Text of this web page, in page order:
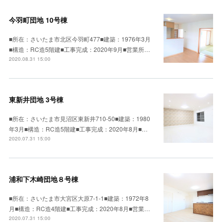
今羽町団地 10号棟
■所在：さいたま市北区今羽町477■建築：1976年3月
■構造：RC造5階建■工事完成：2020年9月■営業所…
2020.08.31 15:00
東新井団地 3号棟
■所在：さいたま市見沼区東新井710-50■建築：1980
年3月■構造：RC造5階建■工事完成：2020年8月■…
2020.07.31 15:00
浦和下木崎団地８号棟
■所在：さいたま市大宮区大原7-1-1■建築：1972年8
月■構造：RC造4階建■工事完成：2020年8月■営業…
2020.07.31 15:00